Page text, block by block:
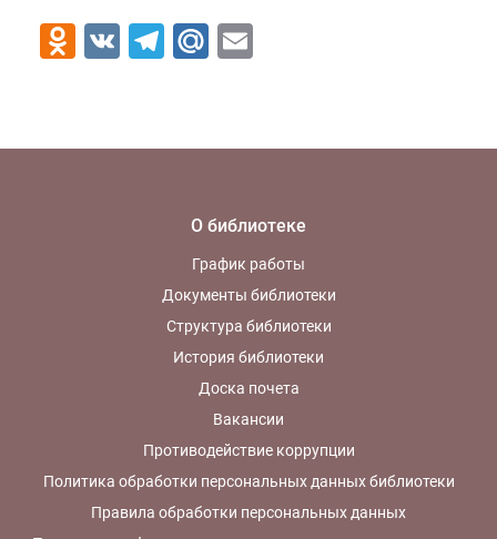
Odnoklassniki
VK Telegram
Mail.Ru
О библиотеке
График работы
Документы библиотеки
Структура библиотеки
История библиотеки
Доска почета
Вакансии
Противодействие коррупции
Политика обработки персональных данных библиотеки
Правила обработки персональных данных